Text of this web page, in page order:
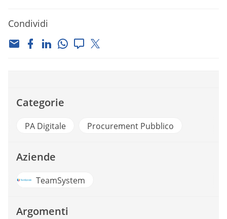
Condividi
Categorie
PA Digitale Procurement Pubblico
Aziende
TeamSystem
Argomenti